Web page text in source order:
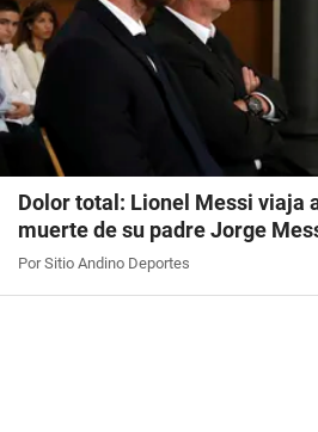
Dolor total: Lionel Messi viaja
muerte de su padre Jorge
Por Sitio Andino Deportes